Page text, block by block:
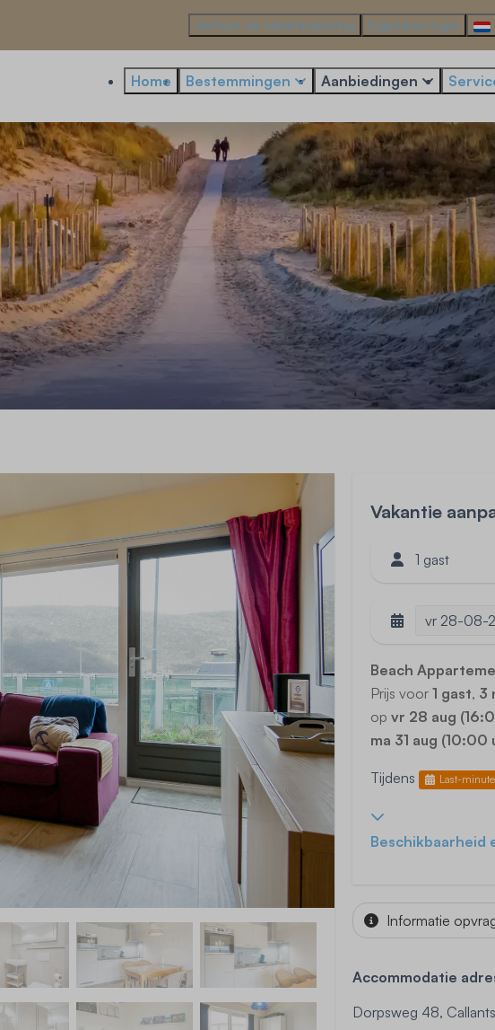
Verhuur uw vakantiewoning Eigenaren login
Home Bestemmingen Aanbiedingen
Vakantie
1 gast
vr 28-08-
Beach
Prijs voor 1 gast, 3
op vr 28 aug
ma 31 aug (10:00
Tijdens Last-
Beschikbaarheid
Informatie
Accommodatie
Dorpsweg 48,